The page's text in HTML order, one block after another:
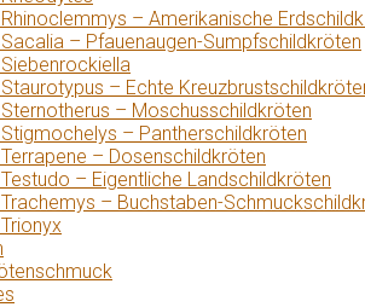
– Amerikanische
– Pfauenaugen-Sumpfschildkröten
– Echte
– Moschusschildkröten
– Pantherschildkröten
– Dosenschildkröten
– Eigentliche Landschildkröten
– Buchstaben-